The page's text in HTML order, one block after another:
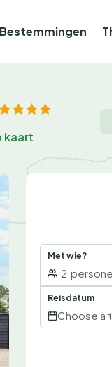
Bestemmingen
kaart
Met wie?
2
Reisdatum
Choose a